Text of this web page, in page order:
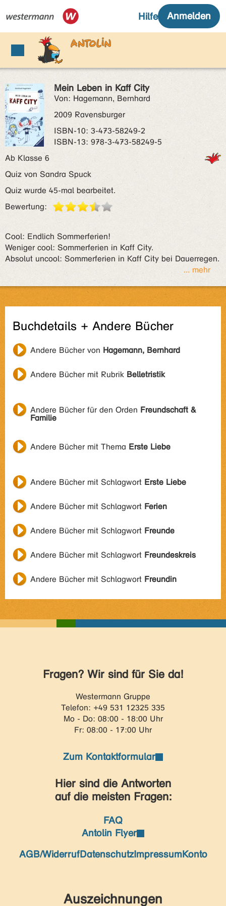
Mein Leben in Kaff City
Von: Hagemann, Bernhard
2009 Ravensburger
ISBN‑10: 3-473-58249-2
ISBN‑13: 978-3-473-58249-5
Ab Klasse 6
Quiz von Sandra Spuck
Quiz wurde 45-mal bearbeitet.
Bewertung:
Cool: Endlich Sommerferien!
Weniger cool: Sommerferien in Kaff City.
Absolut uncool: Sommerferien in Kaff City bei Dauerregen.
... mehr
Buchdetails + Andere Bücher
Andere Bücher von Hagemann, Bernhard
Andere Bücher mit Rubrik Belletristik
Andere Bücher für den Orden Freundschaft &
Familie
Andere Bücher mit Thema Erste Liebe
Andere Bücher mit Schlagwort Erste Liebe
Andere Bücher mit Schlagwort Ferien
Andere Bücher mit Schlagwort Freunde
Andere Bücher mit Schlagwort Freundeskreis
Andere Bücher mit Schlagwort Freundin